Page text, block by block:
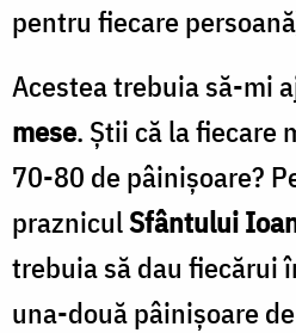
pentru fiecare
Acestea trebuia să-mi
mese. Ştii că la fiecare
70-80 de pâinişoare?
prazniculSfântului
trebuia să dau fiecărui
una-două pâinişoare